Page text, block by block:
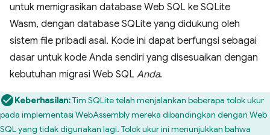
untuk memigrasikan database Web SQL ke SQLite
Wasm, dengan database SQLite yang didukung oleh
sistem file pribadi asal. Kode ini dapat berfungsi sebagai
dasar untuk kode Anda sendiri yang disesuaikan dengan
kebutuhan migrasi Web SQL Anda.
Keberhasilan:Tim SQLite telah menjalankan beberapa tolok ukur
pada implementasi WebAssembly mereka dibandingkan dengan Web
SQL yang tidak digunakan lagi. Tolok ukur ini menunjukkan bahwa